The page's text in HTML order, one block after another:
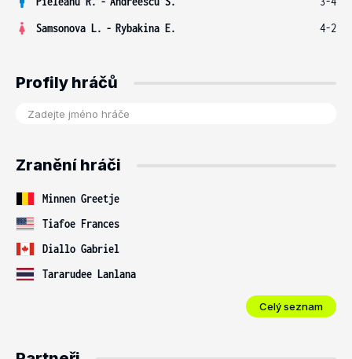
Samsonova L. - Rybakina E. 4-2
Profily hráčů
Zranění hráči
Minnen Greetje
Tiafoe Frances
Diallo Gabriel
Tararudee Lanlana
Celý seznam